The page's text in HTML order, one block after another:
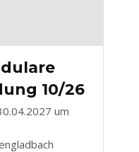
10/26
um